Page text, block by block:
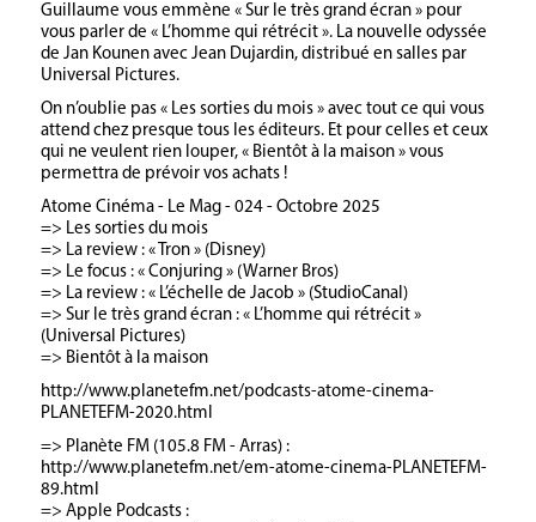
Guillaume vous emmène « Sur le très grand écran » pour
vous parler de « L’homme qui rétrécit ». La nouvelle odyssée
de Jan Kounen avec Jean Dujardin, distribué en salles par
Universal Pictures.
On n’oublie pas « Les sorties du mois » avec tout ce qui vous
attend chez presque tous les éditeurs. Et pour celles et ceux
qui ne veulent rien louper, « Bientôt à la maison » vous
permettra de prévoir vos achats !
Atome Cinéma - Le Mag - 024 - Octobre 2025
=> Les sorties du mois
=> La review : « Tron » (Disney)
=> Le focus : « Conjuring » (Warner Bros)
=> La review : « L’échelle de Jacob » (StudioCanal)
=> Sur le très grand écran : « L’homme qui rétrécit »
(Universal Pictures)
=> Bientôt à la maison
http://www.planetefm.net/podcasts-atome-cinema-
PLANETEFM-2020.html
=> Planète FM (105.8 FM - Arras) :
http://www.planetefm.net/em-atome-cinema-PLANETEFM-
89.html
=> Apple Podcasts :